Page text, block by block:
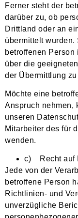
Ferner steht der
darüber zu, ob
Drittland oder an
übermittelt
betroffenen
über die
der Übermittlung
Möchte eine
Anspruch nehmen,
unseren
Mitarbeiter des für
wenden.
c) Recht auf
Jede von der
betroffene Person
Richtlinien- und
unverzügliche